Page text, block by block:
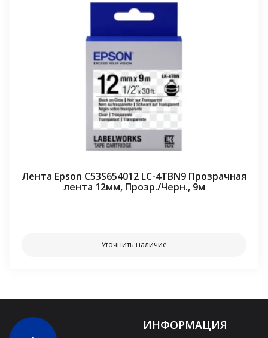
Лента Epson C53S654012 LC-4TBN9 Прозрачная
лента 12мм, Прозр./Черн., 9м
Уточнить наличие
ИНФОРМАЦИЯ